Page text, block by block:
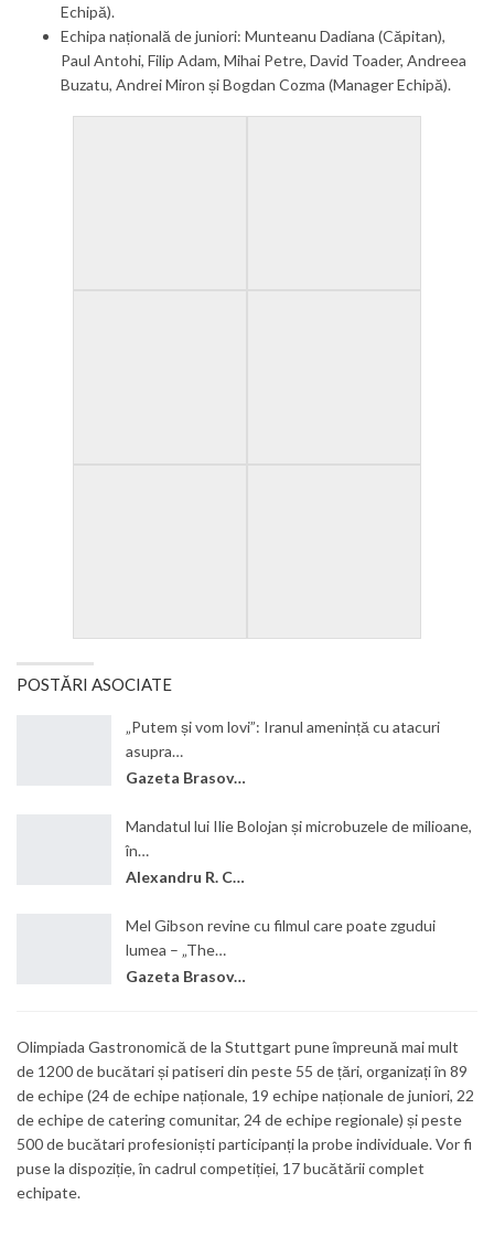
Echipă).
Echipa națională de juniori: Munteanu Dadiana (Căpitan),
Paul Antohi, Filip Adam, Mihai Petre, David Toader, Andreea
Buzatu, Andrei Miron și Bogdan Cozma (Manager Echipă).
POSTĂRI ASOCIATE
„Putem și vom lovi”: Iranul amenință cu atacuri
asupra…
Gazeta Brasovului
Mandatul lui Ilie Bolojan și microbuzele de milioane,
în…
Alexandru R. Cantemir
Mel Gibson revine cu filmul care poate zgudui
lumea – „The…
Gazeta Brasovului
Olimpiada Gastronomică de la Stuttgart pune împreună mai mult
de 1200 de bucătari și patiseri din peste 55 de țări, organizați în 89
de echipe (24 de echipe naționale, 19 echipe naționale de juniori, 22
de echipe de catering comunitar, 24 de echipe regionale) și peste
500 de bucătari profesioniști participanți la probe individuale. Vor fi
puse la dispoziție, în cadrul competiției, 17 bucătării complet
echipate.